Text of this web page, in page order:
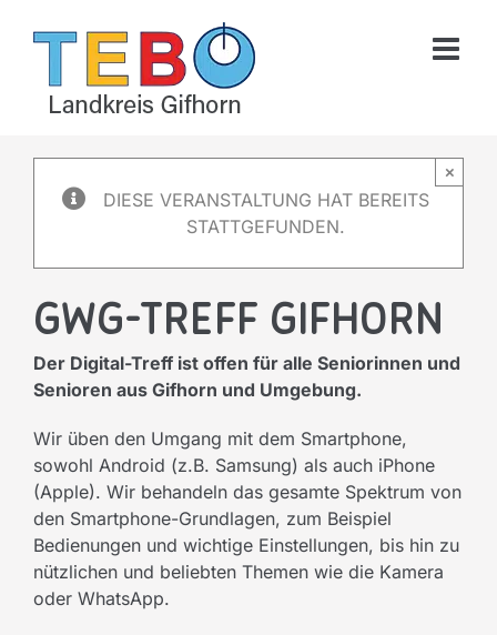
DIESE VERANSTALTUNG HAT BEREITS
STATTGEFUNDEN.
×
GWG-Treff Gifhorn
Der Digital-Treff ist offen für alle Seniorinnen und
Senioren aus Gifhorn und Umgebung.
Wir üben den Umgang mit dem Smartphone,
sowohl Android (z.B. Samsung) als auch iPhone
(Apple). Wir behandeln das gesamte Spektrum von
den Smartphone-Grundlagen, zum Beispiel
Bedienungen und wichtige Einstellungen, bis hin zu
nützlichen und beliebten Themen wie die Kamera
oder WhatsApp.